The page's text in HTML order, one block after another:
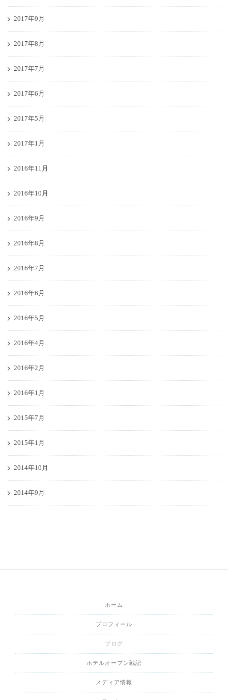
2017年9月
2017年8月
2017年7月
2017年6月
2017年5月
2017年1月
2016年11月
2016年10月
2016年9月
2016年8月
2016年7月
2016年6月
2016年5月
2016年4月
2016年2月
2016年1月
2015年7月
2015年1月
2014年10月
2014年9月
ホーム
プロフィール
ブログ
ホテルオープン戦記
メディア情報